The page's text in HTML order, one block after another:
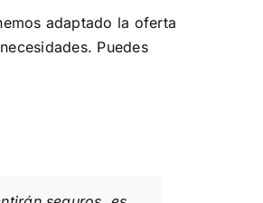
adaptado la oferta
Puedes